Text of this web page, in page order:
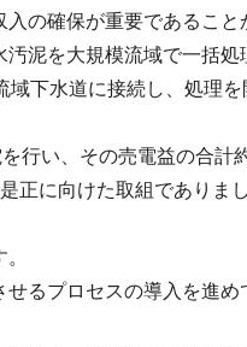
の確保が重要であるこ
泥を大規模流域で一括処
下水道に接続し、処理を
行い、その売電益の合計
正に向けた取組でありま
るプロセスの導入を進